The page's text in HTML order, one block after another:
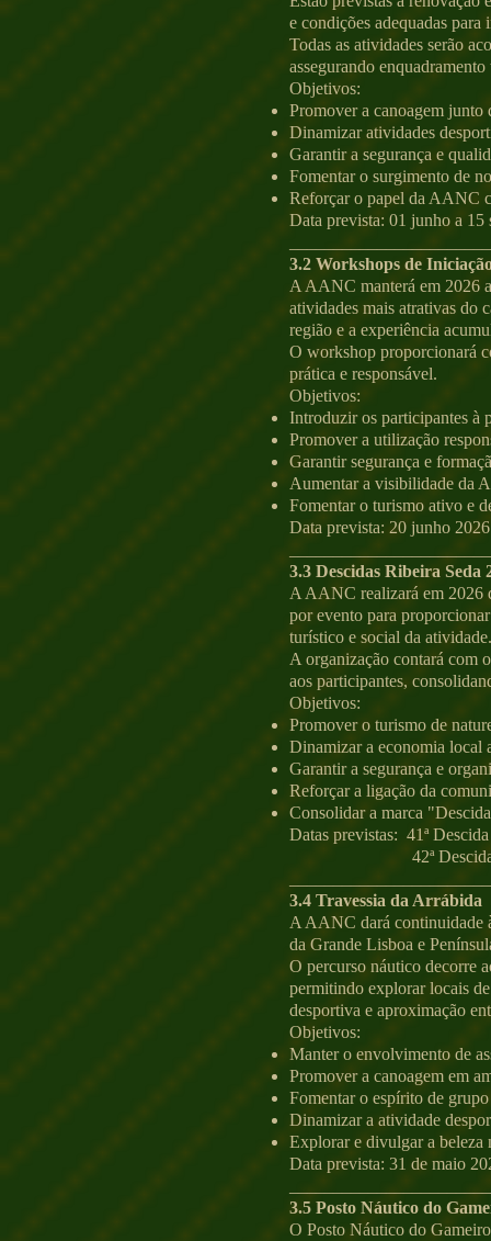
e condições adequadas
Todas as atividades serão
assegurando
Objetivos:
Promover a canoagem junto
Dinamizar atividades
Garantir a segurança e
Fomentar o surgimento de
Reforçar o papel da AANC
Data prevista: 01 junho a 15
3.2 Workshops de
A AANC manterá em 2026
atividades mais atrativas do
região e a experiência
O workshop proporcionará
prática e responsável.
Objetivos:
Introduzir os participantes à
Promover a utilização
Garantir segurança e
Aumentar a visibilidade da
Fomentar o turismo ativo e
Data prevista: 20 junho 2026
3.3 Descidas Ribeira Seda
A AANC realizará em 2026
por evento para
turístico e social da atividade.
A organização contará com
aos participantes,
Objetivos:
Promover o turismo de
Dinamizar a economia local
Garantir a segurança e
Reforçar a ligação da
Consolidar a marca
Datas previstas: 41ª
42ª Descida Ribeira
3.4 Travessia da Arrábida
A AANC dará continuidade
da Grande Lisboa e
O percurso náutico decorre
permitindo explorar locais
desportiva e aproximação
Objetivos:
Manter o envolvimento de
Promover a canoagem em
Fomentar o espírito de
Dinamizar a atividade
Explorar e divulgar a beleza
Data prevista: 31 de maio
3.5 Posto Náutico do
O Posto Náutico do